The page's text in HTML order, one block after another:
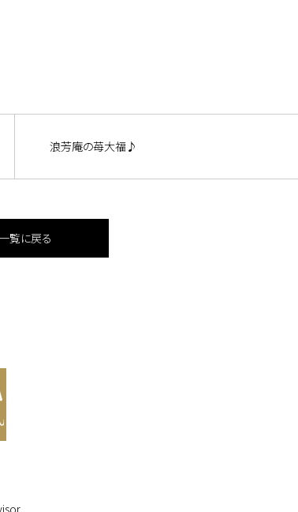
浪芳庵の苺大福♪
覧に戻る